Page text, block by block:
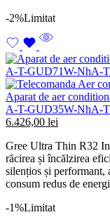
-2%Limitat
Aparat de aer
A-T-GUD35W-NhA-
Prețul
a
fost:
6.558,16 lei.
6.426,00 lei
este:
6.426,00
Gree Ultra Thin R32
răcirea și încălzirea
silențios și performant,
consum redus de
-1%Limitat